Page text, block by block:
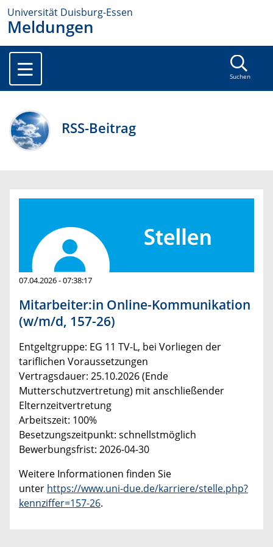
Universität Duisburg-Essen
Meldungen
Suchen
RSS-Beitrag
07.04.2026 - 07:38:17
Mitarbeiter:in Online-Kommunikation
(w/m/d, 157-26)
Entgeltgruppe: EG 11 TV-L, bei Vorliegen der
tariflichen Voraussetzungen
Vertragsdauer: 25.10.2026 (Ende
Mutterschutzvertretung) mit anschließender
Elternzeitvertretung
Arbeitszeit: 100%
Besetzungszeitpunkt: schnellstmöglich
Bewerbungsfrist: 2026-04-30
Weitere Informationen finden Sie
unter https://www.uni-due.de/karriere/stelle.php?
kennziffer=157-26.